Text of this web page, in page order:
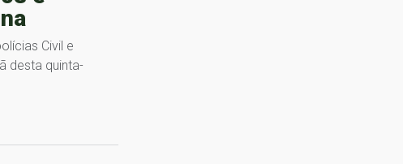
Civil e
desta quinta-